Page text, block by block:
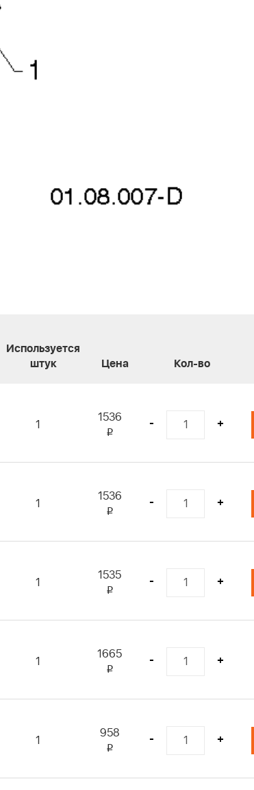
Используется
штук
Цена Кол-во
1 1536
i
- +
1 1536
i
- +
1 1535
i
- +
1 1665
i
- +
1 958
i
- +